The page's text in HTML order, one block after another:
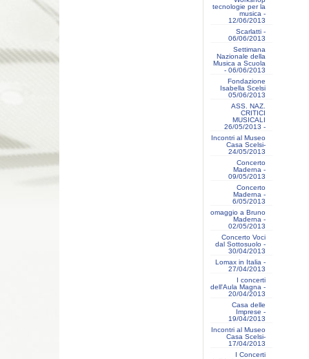
tecnologie per la
musica -
12/06/2013
Scarlatti -
06/06/2013
Settimana
Nazionale della
Musica a Scuola
- 06/06/2013
Fondazione
Isabella Scelsi
05/06/2013
ASS. NAZ.
CRITICI
MUSICALI
26/05/2013 -
Incontri al Museo
Casa Scelsi-
24/05/2013
Concerto
Maderna -
09/05/2013
Concerto
Maderna -
6/05/2013
omaggio a Bruno
Maderna -
02/05/2013
Concerto Voci
dal Sottosuolo -
30/04/2013
Lomax in Italia -
27/04/2013
I concerti
dell'Aula Magna -
20/04/2013
Casa delle
Imprese -
19/04/2013
Incontri al Museo
Casa Scelsi-
17/04/2013
I Concerti